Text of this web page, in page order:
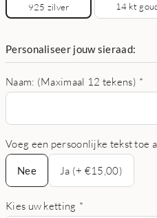
925 zilver 14 kt
Personaliseer jouw sieraad:
Naam: (Maximaal 12 tekens) *
Voeg een persoonlijke tekst toe
Nee
Nee
Ja (+ €15,00)
Kies uw ketting *